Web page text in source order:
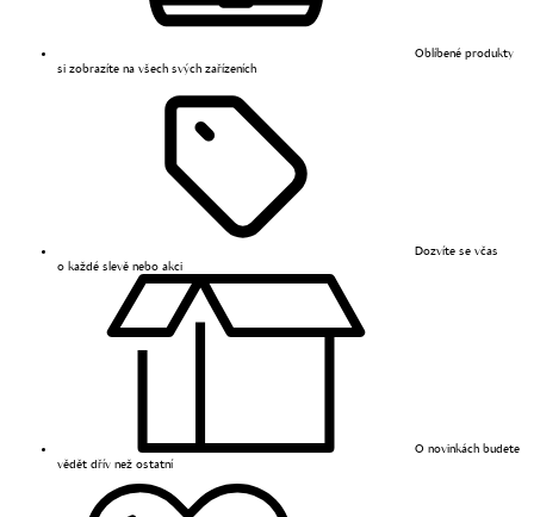
Oblíbené produkty
si zobrazíte na všech svých zařízeních
Dozvíte se včas
o každé slevě nebo akci
O novinkách budete
vědět dřív než ostatní